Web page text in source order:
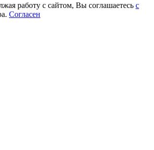
работу с сайтом, Вы соглашаетесь с
Согласен